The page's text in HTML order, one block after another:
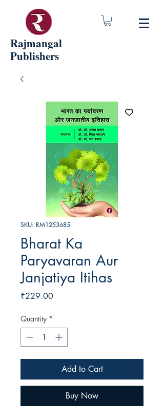
Rajmangal
Publishers
SKU: RM1253685
Bharat Ka
Paryavaran Aur
Janjatiya Itihas
₹229.00Price
Quantity *
Add to Cart
Buy Now